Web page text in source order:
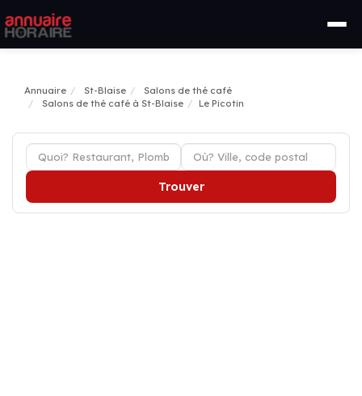
Annuaire St-Blaise
Salons de thé café
Salons de thé café à St-Blaise
Le Picotin
Trouver